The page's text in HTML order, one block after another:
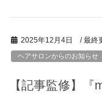
2025年12月4日 / 最終
ヘアサロンからのお知らせ
【記事監修】